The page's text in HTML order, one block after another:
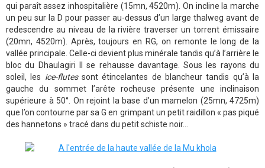
qui paraît assez inhospitalière (15mn, 4520m). On incline la marche
un peu sur la D pour passer au-dessus d’un large thalweg avant de
redescendre au niveau de la rivière traverser un torrent émissaire
(20mn, 4520m). Après, toujours en RG, on remonte le long de la
vallée principale. Celle-ci devient plus minérale tandis qu’à l’arrière le
bloc du Dhaulagiri II se rehausse davantage. Sous les rayons du
soleil, les ice-flutessont étincelantes de blancheur tandis qu’à la
gauche du sommet l’arête rocheuse présente une inclinaison
supérieure à 50°. On rejoint la base d’un mamelon (25mn, 4725m)
que l’on contourne par sa G en grimpant un petit raidillon « pas piqué
des hannetons » tracé dans du petit schiste noir…